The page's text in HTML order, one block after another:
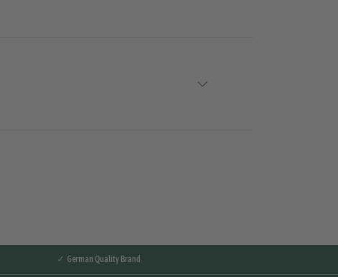
✓ German Quality Brand